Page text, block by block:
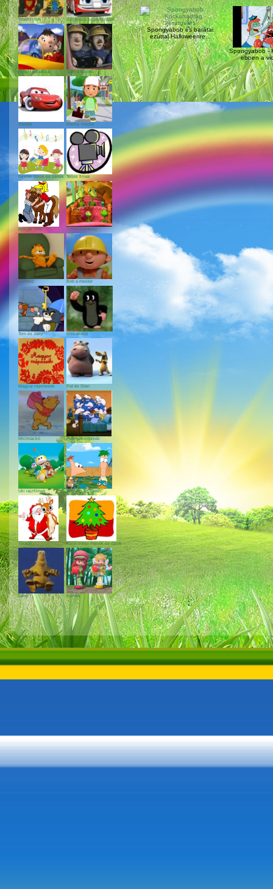
Traktor Tom Szirénázó szupercsapat
Noddy kalandjai Sam a tűzoltó
Verdák Manny mester
Gyerek dalok és zenék Teljes fimek
Bibi és Tina T-Rex expressz
Garfield Bob a mester
Tom és Jerry Kisvakond
Magyar népmesék Pat és Stan
Micimackó Hupikék törpikék
Uki rajzfilmek Phineas és Ferb
Télapó Karácsonyi mesék és dalok
Zénó Eperke
Spongyabob és barátai
ezúttal Halloweenre...
Spongyabob -
ebben a